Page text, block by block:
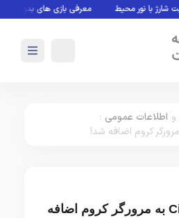
با نور محیط معرفی بازی های بدون نیاز به
و اطلاعات عمومی :
Circle to Search به مرورگر کروم اضافه